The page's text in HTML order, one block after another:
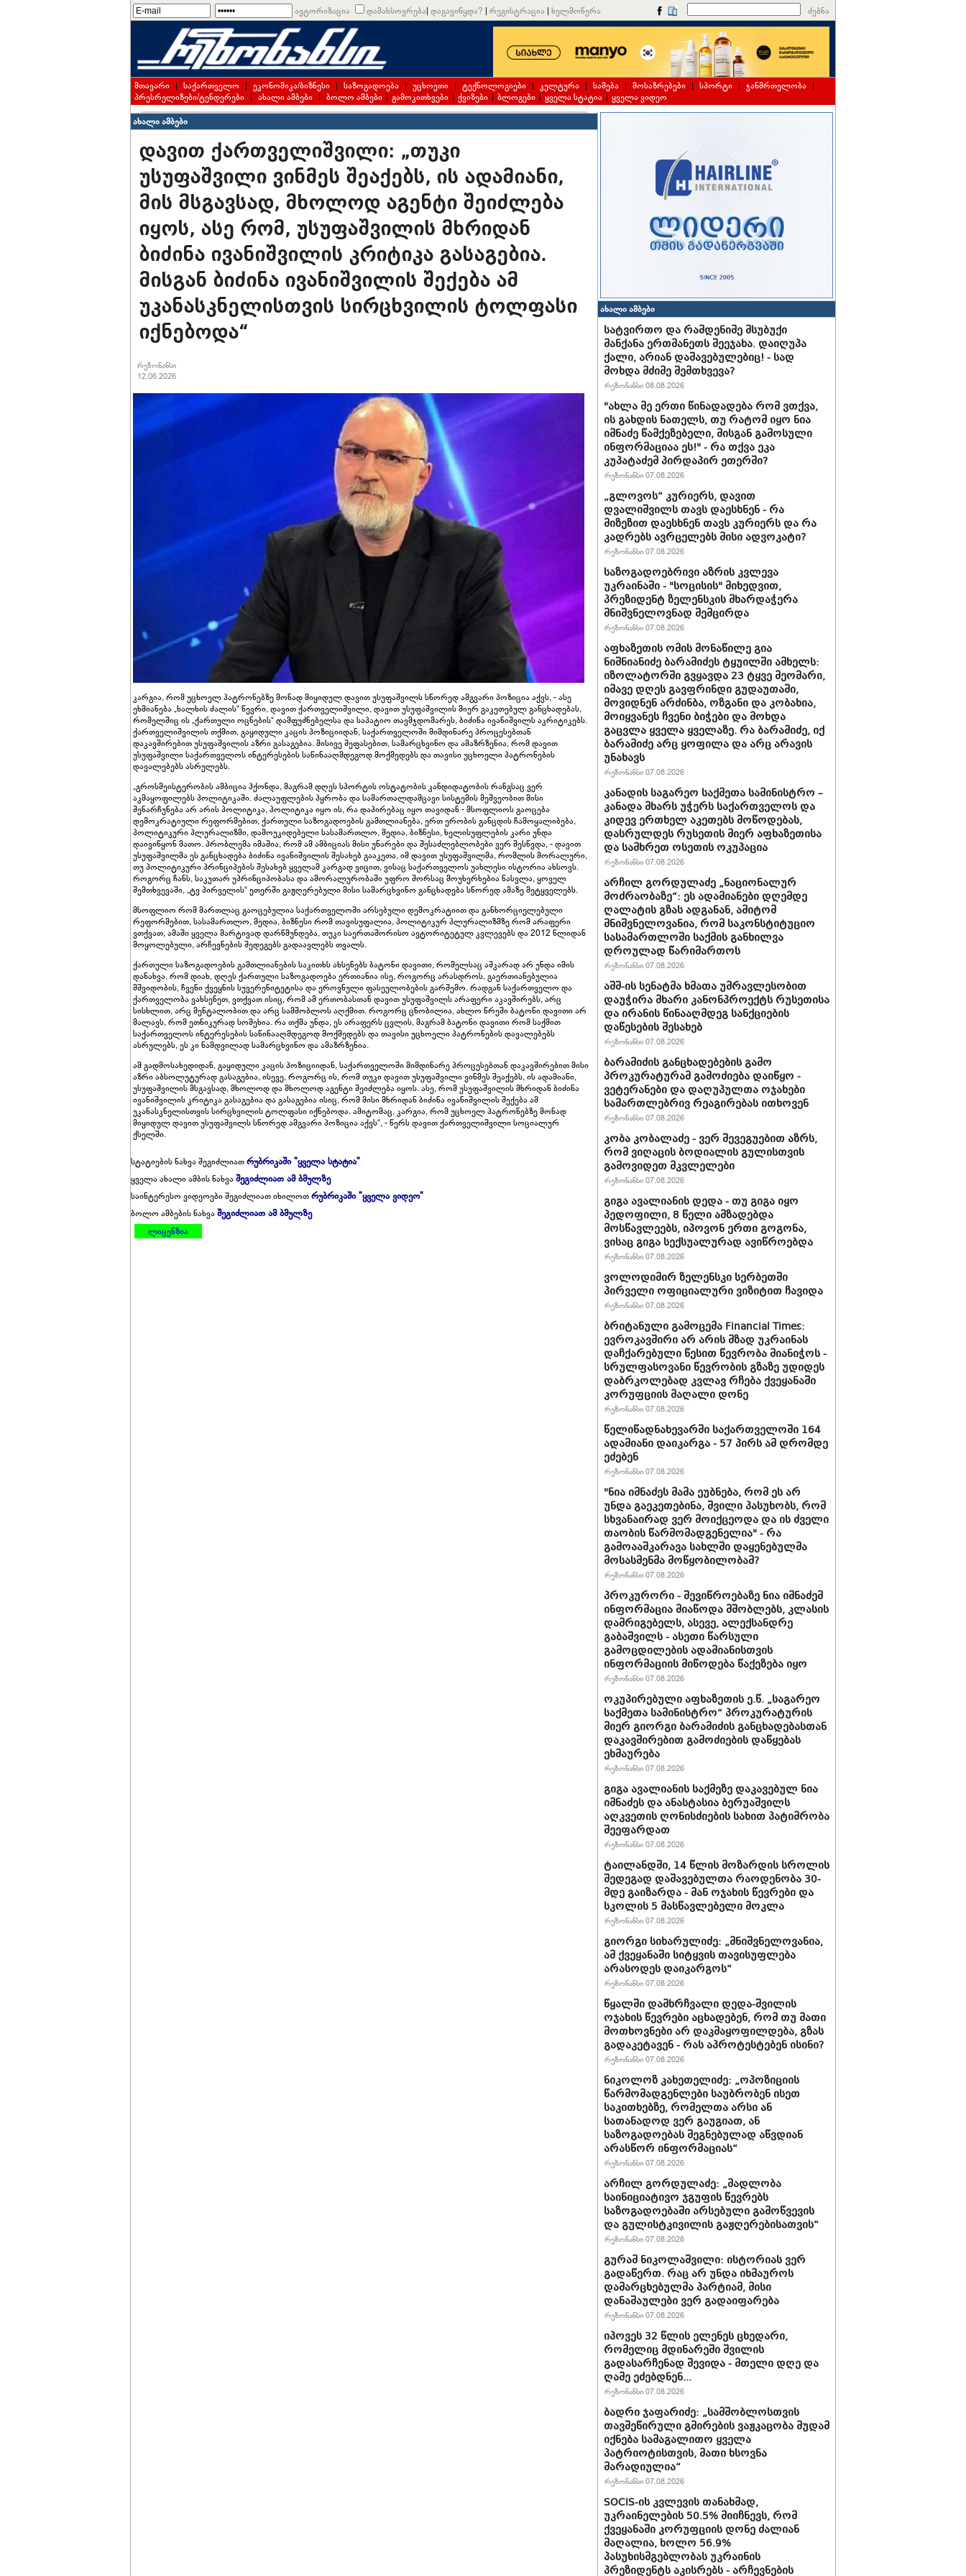
ავტორიზაცია დამახსოვრება| დაგავიწყდა? | რეგისტრაცია | ხელმოწერა ძებნა
მთავარი | საქართველო | ეკონომიკა/ბიზნესი | საზოგადოება | უცხოეთი | ტექნოლოგიები | კულტურა | სამება | მოსაზრებები | სპორტი | ჯანმრთელობა |
პრესრელიზები/ტენდერები | ახალი ამბები | ბოლო ამბები | გამოკითხვები | ქვიზები | ბლოგები | ყველა სტატია | ყველა ვიდეო
ახალი ამბები
დავით ქართველიშვილი: „თუკი
უსუფაშვილი ვინმეს შეაქებს, ის ადამიანი,
მის მსგავსად, მხოლოდ აგენტი შეიძლება
იყოს, ასე რომ, უსუფაშვილის მხრიდან
ბიძინა ივანიშვილის კრიტიკა გასაგებია.
მისგან ბიძინა ივანიშვილის შექება ამ
უკანასკნელისთვის სირცხვილის ტოლფასი
იქნებოდა“
რეზონანსი
12.06.2026
კარგია, რომ უცხოელ პატრონებზე მონად მიყიდულ დავით უსუფაშვილს სწორედ ამგვარი პოზიცია აქვს, - ასე
ეხმიანება „ხალხის ძალის“ წევრი, დავით ქართველიშვილი, დავით უსუფაშვილის მიერ გაკეთებულ განცხადებას,
რომელშიც ის „ქართული ოცნების“ დამფუძნებელსა და საპატიო თავმჯდომარეს, ბიძინა ივანიშვილს აკრიტიკებს.
ქართველიშვილის თქმით, გაყიდული კაცის პოზიციიდან, საქართველოში მიმდინარე პროცესებთან
დაკავშირებით უსუფაშვილის აზრი გასაგებია. მისივე შეფასებით, სამარცხვინო და ამაზრზენია, რომ დავით
უსუფაშვილი საქართველოს ინტერესების საწინააღმდეგოდ მოქმედებს და თავისი უცხოელი პატრონების
დავალებებს ასრულებს.
„გროსმეისტერობის ამბიცია ჰქონდა, მაგრამ დღეს სპორტის ოსტატობის კანდიდატობის რანგსაც ვერ
აკმაყოფილებს პოლიტიკაში. ძალაუფლების პყრობა და სამართალდამცავი სისტემის მეშვეობით მისი
შენარჩუნება არ არის პოლიტიკა, პოლიტიკა იყო ის, რა დაპირებაც იყო თავიდან - მსოფლიოს გაოცება
დემოკრატიული რეფორმებით, ქართული საზოგადოების გამთლიანება, ერთ ერობის განცდის ჩამოყალიბება,
პოლიტიკური პლურალიზმი, დამოუკიდებელი სასამართლო, მედია, ბიზნესი, ხელისუფლების კარი უნდა
დაივიწყონ მათო. პრობლემა იმაშია, რომ ამ ამბიციას მისი უნარები და შესაძლებლობები ვერ შესწვდა, - დავით
უსუფაშვილმა ეს განცხადება ბიძინა ივანიშვილის შესახებ გააკეთა, იმ დავით უსუფაშვილმა, რომლის მორალური,
თუ პოლიტიკური პრინციპების შესახებ ყველამ კარგად ვიცით, ვისაც საქართველოს უახლესი ისტორია ახსოვს.
როგორც ჩანს, საკუთარ უპრინციპობასა და ამორალურობაში უფრო შორსაც მოუხერხებია წასვლა, ყოველ
შემთხვევაში, „ტვ პირველის“ ეთერში გაჟღერებული მისი სამარცხვინო განცხადება სწორედ ამაზე მეტყველებს.
მსოფლიო რომ მართლაც გაოცებულია საქართველოში არსებული დემოკრატიით და განხორციელებული
რეფორმებით, სასამართლო, მედია, ბიზნესი რომ თავისუფალია, პოლიტიკურ პლურალიზმზე რომ არაფერი
ვთქვათ, ამაში ყველა მარტივად დარწმუნდება, თუკი საერთაშორისო ავტორიტეტულ კვლევებს და 2012 წლიდან
მოყოლებული, არჩევნების შედეგებს გადაავლებს თვალს.
ქართული საზოგადოების გამთლიანების საკითხს ახსენებს ბატონი დავითი, რომელსაც აშკარად არ უნდა იმის
დანახვა, რომ დიახ, დღეს ქართული საზოგადოება ერთიანია ისე, როგორც არასდროს, გაერთიანებულია
მშვიდობის, ჩვენი ქვეყნის სუვერენიტეტისა და ეროვნული ფასეულობების გარშემო. რადგან საქართველო და
ქართველობა ვახსენეთ, ვთქვათ ისიც, რომ ამ ერთობასთან დავით უსუფაშვილს არაფერი აკავშირებს, არც
სისხლით, არც მენტალობით და არც სამშობლოს აღქმით. როგორც ცნობილია, ახლო წრეში ბატონი დავითი არ
მალავს, რომ ეთნიკურად სომეხია. რა თქმა უნდა, ეს არაფერს ცვლის, მაგრამ ბატონი დავითი რომ საქმით
საქართველოს ინტერესების საწინააღმდეგოდ მოქმედებს და თავისი უცხოელი პატრონების დავალებებს
ასრულებს, ეს კი ნამდვილად სამარცხვინო და ამაზრზენია.
ამ გადმოსახედიდან, გაყიდული კაცის პოზიციიდან, საქართველოში მიმდინარე პროცესებთან დაკავშირებით მისი
აზრი აბსოლუტურად გასაგებია, ისევე, როგორც ის, რომ თუკი დავით უსუფაშვილი ვინმეს შეაქებს, ის ადამიანი,
უსუფაშვილის მსგავსად, მხოლოდ და მხოლოდ აგენტი შეიძლება იყოს. ასე, რომ უსუფაშვილის მხრიდან ბიძინა
ივანიშვილის კრიტიკა გასაგებია და გასაგებია ისიც, რომ მისი მხრიდან ბიძინა ივანიშვილის შექება ამ
უკანასკნელისთვის სირცხვილის ტოლფასი იქნებოდა. ამიტომაც, კარგია, რომ უცხოელ პატრონებზე მონად
მიყიდულ დავით უსუფაშვილს სწორედ ამგვარი პოზიცია აქვს“, - წერს დავით ქართველიშვილი სოციალურ
ქსელში.
სტატიების ნახვა შეგიძლიათრუბრიკაში "ყველა სტატია"
ყველა ახალი ამბის ნახვაშეგიძლიათ ამ ბმულზე
საინტერესო ვიდეოები შეგიძლიათ იხილოთრუბრიკაში "ყველა ვიდეო"
ბოლო ამბების ნახვაშეგიძლიათ ამ ბმულზე
ლიცენზია
ახალი ამბები
სატვირთო და რამდენიმე მსუბუქი
მანქანა ერთმანეთს შეეჯახა. დაიღუპა
ქალი, არიან დაშავებულებიც! - სად
მოხდა მძიმე შემთხვევა?
რეზონანსი 08.08.2026
"ახლა მე ერთი წინადადება რომ ვთქვა,
ის გახდის ნათელს, თუ რატომ იყო ნია
იმნაძე წამქეზებელი, მისგან გამოსული
ინფორმაციაა ეს!" - რა თქვა ეკა
კუპატაძემ პირდაპირ ეთერში?
რეზონანსი 07.08.2026
„გლოვოს“ კურიერს, დავით
დვალიშვილს თავს დაესხნენ - რა
მიზეზით დაესხნენ თავს კურიერს და რა
კადრებს ავრცელებს მისი ადვოკატი?
რეზონანსი 07.08.2026
საზოგადოებრივი აზრის კვლევა
უკრაინაში - "სოცისის" მიხედვით,
პრეზიდენტ ზელენსკის მხარდაჭერა
მნიშვნელოვნად შემცირდა
რეზონანსი 07.08.2026
აფხაზეთის ომის მონაწილე გია
ნიშნიანიძე ბარამიძეს ტყუილში ამხელს:
იზოლატორში გვყავდა 23 ტყვე მეომარი,
იმავე დღეს გავფრინდი გუდაუთაში,
მოვიდნენ არძინბა, ოზგანი და კობახია,
მოიყვანეს ჩვენი ბიჭები და მოხდა
გაცვლა ყველა ყველაზე. რა ბარამიძე, იქ
ბარამიძე არც ყოფილა და არც არავის
უნახავს
რეზონანსი 07.08.2026
კანადის საგარეო საქმეთა სამინისტრო –
კანადა მხარს უჭერს საქართველოს და
კიდევ ერთხელ აკეთებს მოწოდებას,
დასრულდეს რუსეთის მიერ აფხაზეთისა
და სამხრეთ ოსეთის ოკუპაცია
რეზონანსი 07.08.2026
არჩილ გორდულაძე „ნაციონალურ
მოძრაობაზე“: ეს ადამიანები დღემდე
ღალატის გზას ადგანან, ამიტომ
მნიშვნელოვანია, რომ საკონსტიტუციო
სასამართლოში საქმის განხილვა
დროულად წარიმართოს
რეზონანსი 07.08.2026
აშშ-ის სენატმა ხმათა უმრავლესობით
დაუჭირა მხარი კანონპროექტს რუსეთისა
და ირანის წინააღმდეგ სანქციების
დაწესების შესახებ
რეზონანსი 07.08.2026
ბარამიძის განცხადებების გამო
პროკურატურამ გამოძიება დაიწყო -
ვეტერანები და დაღუპულთა ოჯახები
სამართლებრივ რეაგირებას ითხოვენ
რეზონანსი 07.08.2026
კობა კობალაძე - ვერ შევეგუებით აზრს,
რომ ვიღაცის ბოდიალის გულისთვის
გამოვიდეთ მკვლელები
რეზონანსი 07.08.2026
გიგა ავალიანის დედა - თუ გიგა იყო
პედოფილი, 8 წელი ამზადებდა
მოსწავლეებს, იპოვონ ერთი გოგონა,
ვისაც გიგა სექსუალურად ავიწროებდა
რეზონანსი 07.08.2026
ვოლოდიმირ ზელენსკი სერბეთში
პირველი ოფიციალური ვიზიტით ჩავიდა
რეზონანსი 07.08.2026
ბრიტანული გამოცემა Financial Times:
ევროკავშირი არ არის მზად უკრაინას
დაჩქარებული წესით წევრობა მიანიჭოს -
სრულფასოვანი წევრობის გზაზე უდიდეს
დაბრკოლებად კვლავ რჩება ქვეყანაში
კორუფციის მაღალი დონე
რეზონანსი 07.08.2026
წელიწადნახევარში საქართველოში 164
ადამიანი დაიკარგა - 57 პირს ამ დრომდე
ეძებენ
რეზონანსი 07.08.2026
"ნია იმნაძეს მამა ეუბნება, რომ ეს არ
უნდა გაეკეთებინა, შვილი პასუხობს, რომ
სხვანაირად ვერ მოიქცეოდა და ის ძველი
თაობის წარმომადგენელია" - რა
გამოააშკარავა სახლში დაყენებულმა
მოსასმენმა მოწყობილობამ?
რეზონანსი 07.08.2026
პროკურორი - შევიწროებაზე ნია იმნაძემ
ინფორმაცია მიაწოდა მშობლებს, კლასის
დამრიგებელს, ასევე, ალექსანდრე
გაბაშვილს - ასეთი წარსული
გამოცდილების ადამიანისთვის
ინფორმაციის მიწოდება წაქეზება იყო
რეზონანსი 07.08.2026
ოკუპირებული აფხაზეთის ე.წ. „საგარეო
საქმეთა სამინისტრო“ პროკურატურის
მიერ გიორგი ბარამიძის განცხადებასთან
დაკავშირებით გამოძიების დაწყებას
ეხმაურება
რეზონანსი 07.08.2026
გიგა ავალიანის საქმეზე დაკავებულ ნია
იმნაძეს და ანასტასია ბერუაშვილს
აღკვეთის ღონისძიების სახით პატიმრობა
შეეფარდათ
რეზონანსი 07.08.2026
ტაილანდში, 14 წლის მოზარდის სროლის
შედეგად დაშავებულთა რაოდენობა 30-
მდე გაიზარდა - მან ოჯახის წევრები და
სკოლის 5 მასწავლებელი მოკლა
რეზონანსი 07.08.2026
გიორგი სიხარულიძე: „მნიშვნელოვანია,
ამ ქვეყანაში სიტყვის თავისუფლება
არასოდეს დაიკარგოს“
რეზონანსი 07.08.2026
წყალში დამხრჩვალი დედა-შვილის
ოჯახის წევრები აცხადებენ, რომ თუ მათი
მოთხოვნები არ დაკმაყოფილდება, გზას
გადაკეტავენ - რას აპროტესტებენ ისინი?
რეზონანსი 07.08.2026
ნიკოლოზ კახეთელიძე: „ოპოზიციის
წარმომადგენლები საუბრობენ ისეთ
საკითხებზე, რომელთა არსი ან
სათანადოდ ვერ გაუგიათ, ან
საზოგადოებას შეგნებულად აწვდიან
არასწორ ინფორმაციას“
რეზონანსი 07.08.2026
არჩილ გორდულაძე: „მადლობა
საინიციატივო ჯგუფის წევრებს
საზოგადოებაში არსებული გამოწვევის
და გულისტკივილის გაჟღერებისათვის“
რეზონანსი 07.08.2026
გურამ ნიკოლაშვილი: ისტორიას ვერ
გადაწერთ. რაც არ უნდა იხმაუროს
დამარცხებულმა პარტიამ, მისი
დანაშაულები ვერ გადაიფარება
რეზონანსი 07.08.2026
იპოვეს 32 წლის ელენეს ცხედარი,
რომელიც მდინარეში შვილის
გადასარჩენად შევიდა - მთელი დღე და
ღამე ეძებდნენ...
რეზონანსი 07.08.2026
ბადრი ჯაფარიძე: „სამშობლოსთვის
თავშეწირული გმირების ვაჟკაცობა მუდამ
იქნება სამაგალითო ყველა
პატრიოტისთვის, მათი ხსოვნა
მარადიულია“
რეზონანსი 07.08.2026
SOCIS-ის კვლევის თანახმად,
უკრაინელების 50.5% მიიჩნევს, რომ
ქვეყანაში კორუფციის დონე ძალიან
მაღალია, ხოლო 56.9%
პასუხისმგებლობას უკრაინის
პრეზიდენტს აკისრებს - არჩევნების